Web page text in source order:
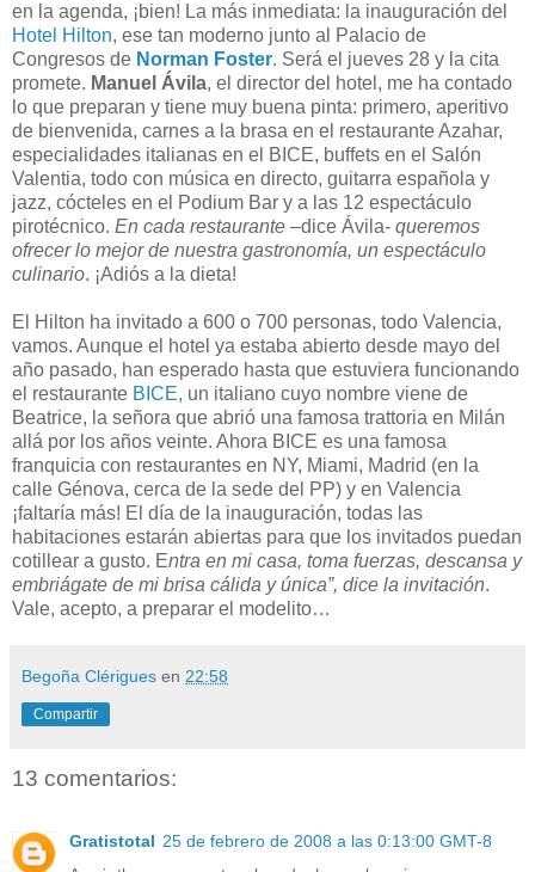
en la agenda, ¡bien! La más inmediata: la inauguración del
Hotel Hilton, ese tan moderno junto al Palacio de
Congresos de Norman Foster. Será el jueves 28 y la cita
promete. Manuel Ávila, el director del hotel, me ha contado
lo que preparan y tiene muy buena pinta: primero, aperitivo
de bienvenida, carnes a la brasa en el restaurante Azahar,
especialidades italianas en el BICE, buffets en el Salón
Valentia, todo con música en directo, guitarra española y
jazz, cócteles en el Podium Bar y a las 12 espectáculo
pirotécnico. En cada restaurante –dice Ávila- queremos
ofrecer lo mejor de nuestra gastronomía, un espectáculo
culinario. ¡Adiós a la dieta!
El Hilton ha invitado a 600 o 700 personas, todo Valencia,
vamos. Aunque el hotel ya estaba abierto desde mayo del
año pasado, han esperado hasta que estuviera funcionando
el restaurante BICE, un italiano cuyo nombre viene de
Beatrice, la señora que abrió una famosa trattoria en Milán
allá por los años veinte. Ahora BICE es una famosa
franquicia con restaurantes en NY, Miami, Madrid (en la
calle Génova, cerca de la sede del PP) y en Valencia
¡faltaría más! El día de la inauguración, todas las
habitaciones estarán abiertas para que los invitados puedan
cotillear a gusto. Entra en mi casa, toma fuerzas, descansa y
embriágate de mi brisa cálida y única”, dice la invitación.
Vale, acepto, a preparar el modelito…
Begoña Clérigues en 22:58
Compartir
13 comentarios:
Gratistotal 25 de febrero de 2008 a las 0:13:00 GMT-8